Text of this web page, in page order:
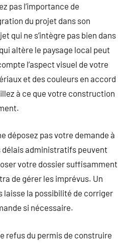
pas l’importance de
du projet dans son
qui ne s’intègre pas bien dans
altère le paysage local peut
l’aspect visuel de votre
et des couleurs en accord
à ce que votre construction
déposez pas votre demande à
administratifs peuvent
votre dossier suffisamment
de gérer les imprévus. Un
laisse la possibilité de corriger
si nécessaire.
refus du permis de construire